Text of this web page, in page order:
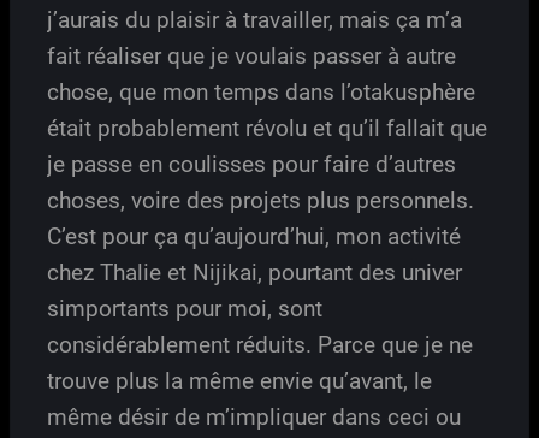
j’aurais du plaisir à travailler, mais ça m’a
fait réaliser que je voulais passer à autre
chose, que mon temps dans l’otakusphère
était probablement révolu et qu’il fallait que
je passe en coulisses pour faire d’autres
choses, voire des projets plus personnels.
C’est pour ça qu’aujourd’hui, mon activité
chez Thalie et Nijikai, pourtant des univer
simportants pour moi, sont
considérablement réduits. Parce que je ne
trouve plus la même envie qu’avant, le
même désir de m’impliquer dans ceci ou